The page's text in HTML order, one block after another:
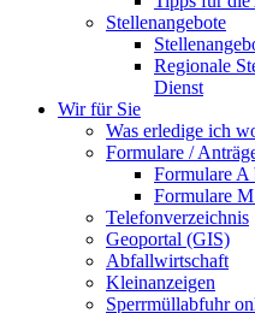
Stellenangebote
Regionale
Dienst
Wir für Sie
Was erledige ich
Formulare /
Formulare A
Formulare
Telefonverzeichnis
Geoportal (GIS)
Abfallwirtschaft
Kleinanzeigen
Sperrmüllabfuhr